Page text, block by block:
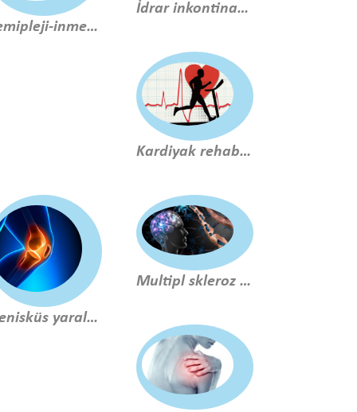
Hemipleji-inme rehabilitasyonu
İdrar inkontinans (pelvik taban rehabilitasyonu)
Kardiyak rehabilitasyon
Menisküs yaralanmaları ve cerrahi sonrası tedavi
Multipl skleroz (ms) tedavisi